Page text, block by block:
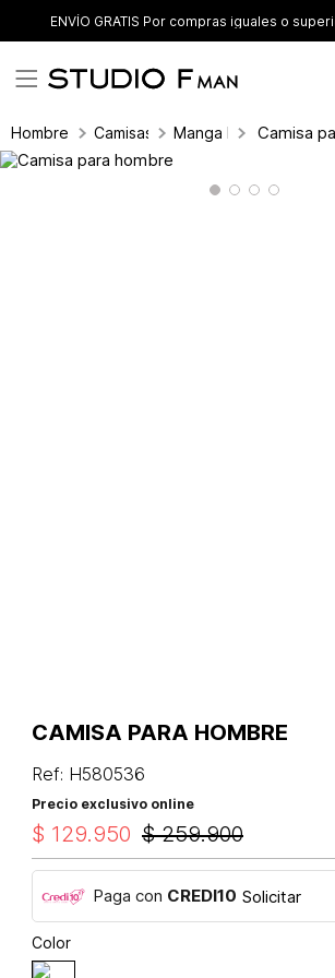
ENVÍO GRATIS Por compras iguales o
Hombre Camisas Manga Larga
CAMISA PARA HOMBRE
Ref: H580536
Precio exclusivo online
$ 259.900
$ 129.950
Paga con CREDI10 Solicitar
Color